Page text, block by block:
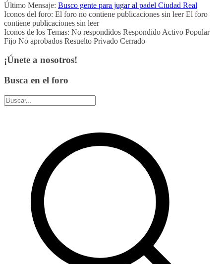
Último Mensaje: Busco gente para jugar al padel Ciudad Real
Iconos del foro: El foro no contiene publicaciones sin leer El foro
contiene publicaciones sin leer
Iconos de los Temas: No respondidos Respondido Activo Popular
Fijo No aprobados Resuelto Privado Cerrado
¡Únete a nosotros!
Busca en el foro